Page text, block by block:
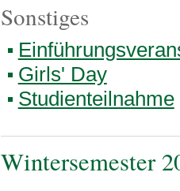
Sonstiges
Girls' Day
Studienteilnahme
Wintersemester